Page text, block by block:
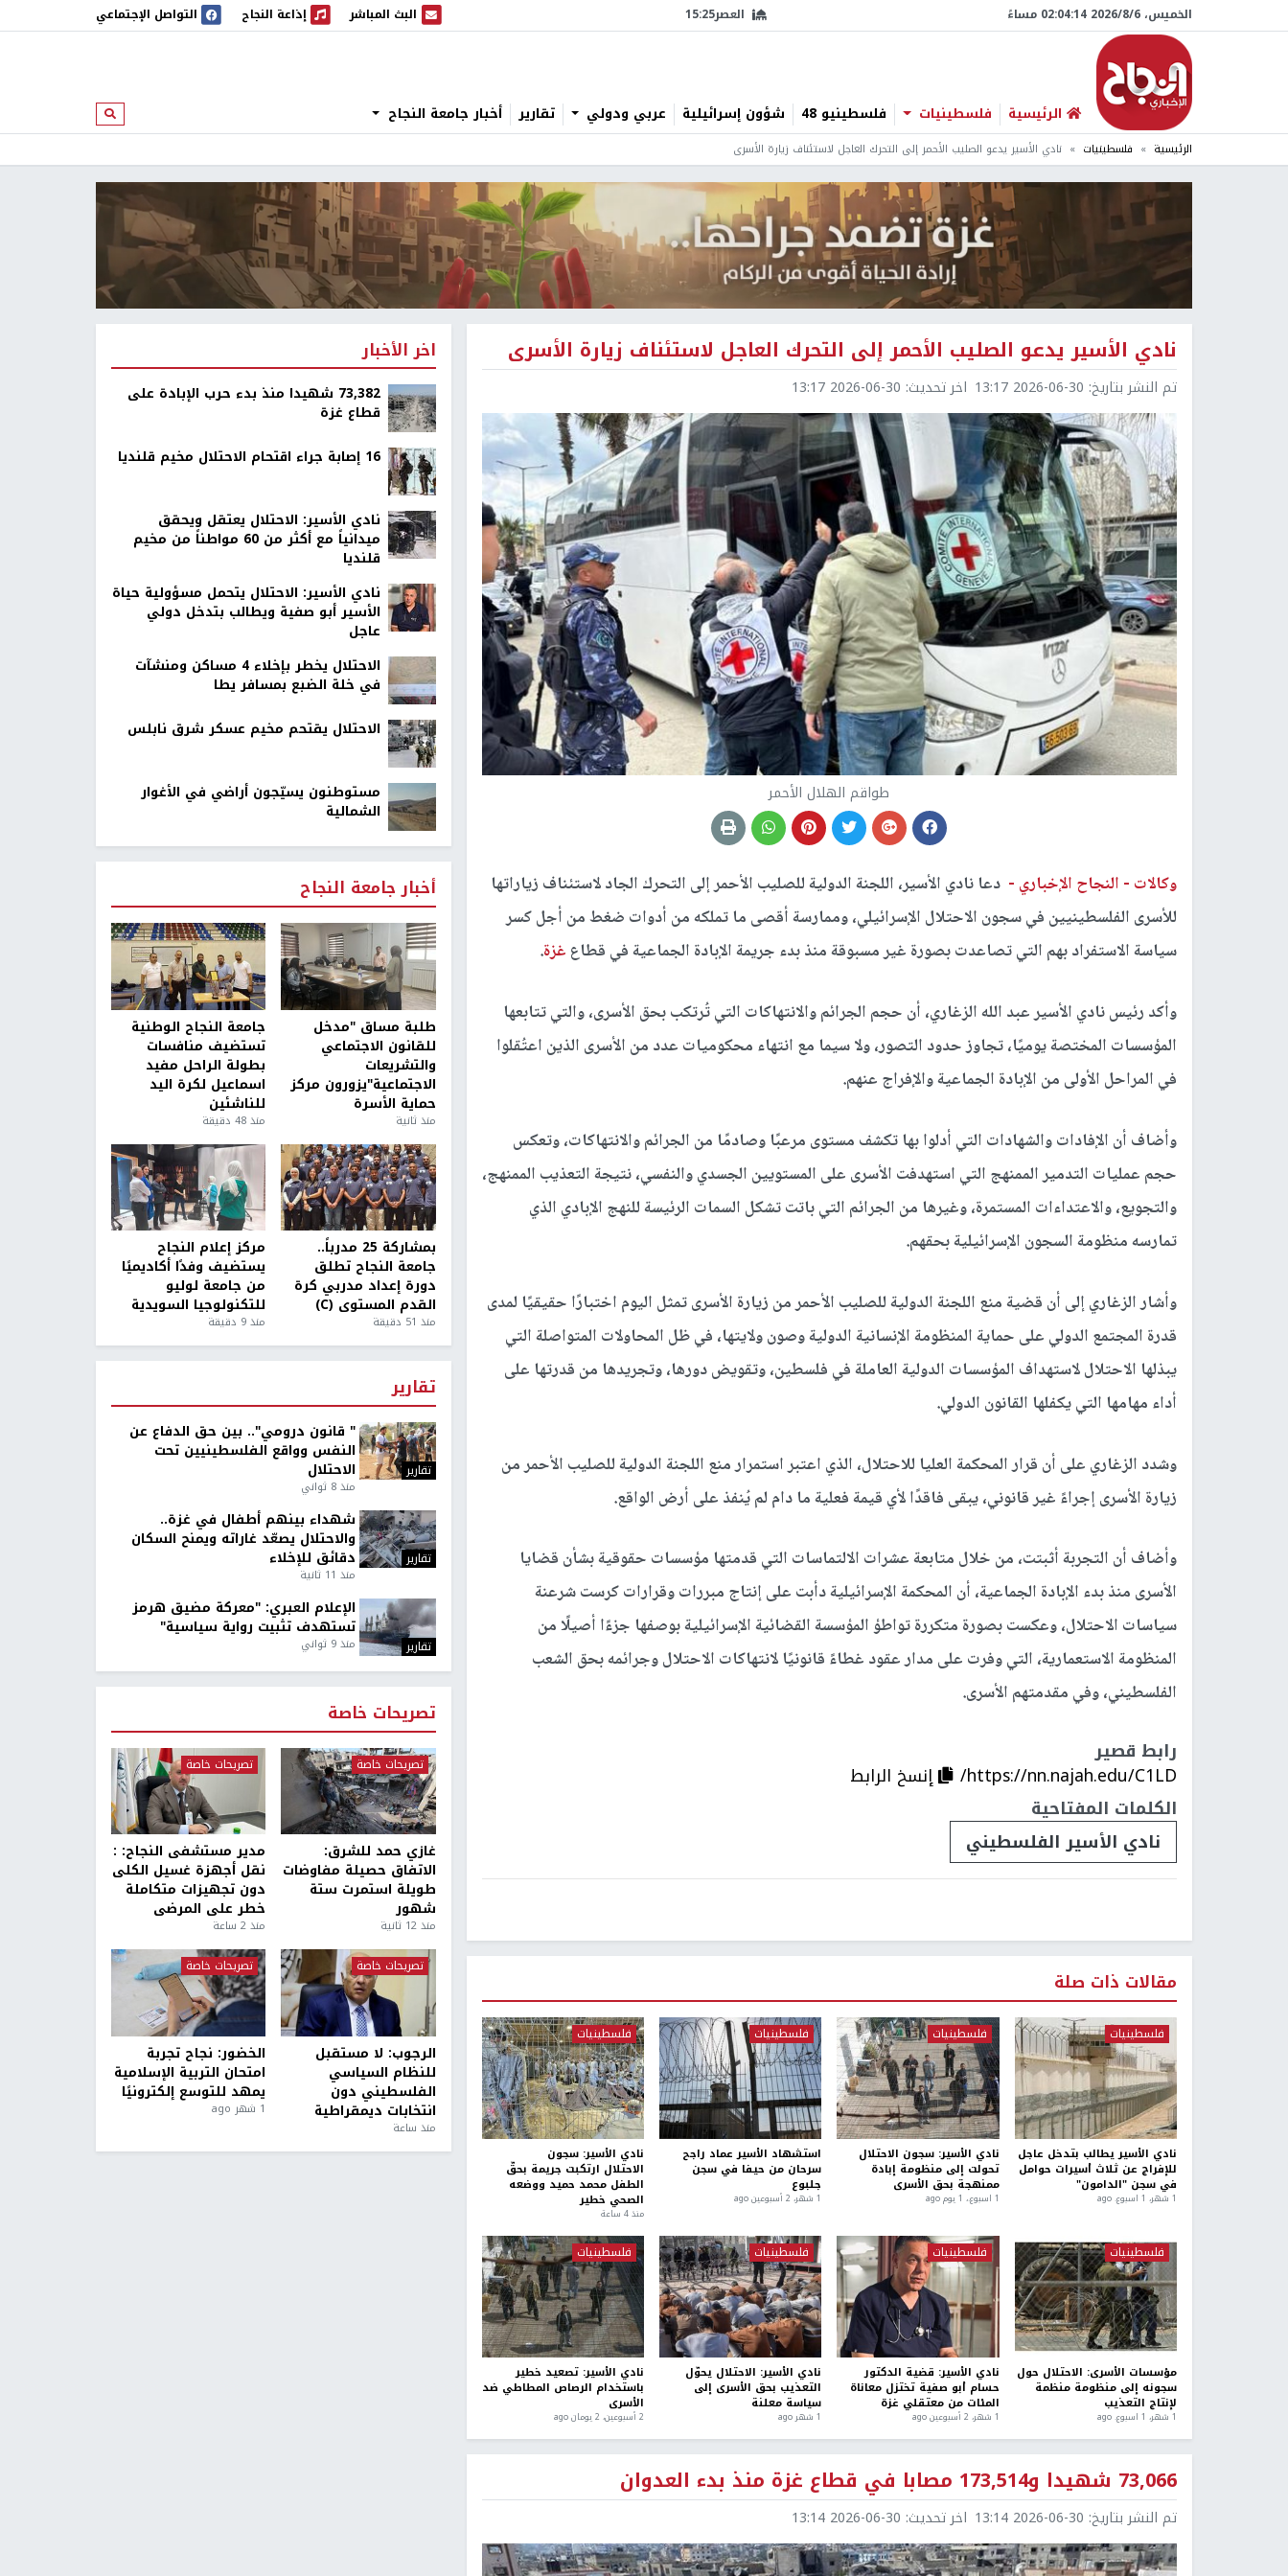
الخميس، 6/‏8/‏2026 02:04:15 مساءً العصر15:25 البث المباشر
البث المباشر إذاعة النجاح
إذاعة النجاح التواصل الإجتماعي
الرئيسية فلسطينيات فلسطينيو 48 شؤون إسرائيلية عربي ودولي تقارير أخبار جامعة النجاح ابحث
الرئيسية فلسطينيات نادي الأسير يدعو الصليب الأحمر إلى التحرك العاجل لاستئناف زيارة الأسرى
نادي الأسير يدعو الصليب الأحمر إلى التحرك العاجل لاستئناف زيارة الأسرى
تم النشر بتاريخ: 2026-06-30 13:17 اخر تحديث: 2026-06-30 13:17
طواقم الهلال الأحمر
وكالات - النجاح الإخباري - دعا نادي الأسير، اللجنة الدولية للصليب الأحمر إلى التحرك الجاد لاستئناف زياراتها
للأسرى الفلسطينيين في سجون الاحتلال الإسرائيلي، وممارسة أقصى ما تملكه من أدوات ضغط من أجل كسر
سياسة الاستفراد بهم التي تصاعدت بصورة غير مسبوقة منذ بدء جريمة الإبادة الجماعية في قطاع غزة.
وأكد رئيس نادي الأسير عبد الله الزغاري، أن حجم الجرائم والانتهاكات التي تُرتكب بحق الأسرى، والتي تتابعها
المؤسسات المختصة يوميًا، تجاوز حدود التصور، ولا سيما مع انتهاء محكوميات عدد من الأسرى الذين اعتُقلوا
في المراحل الأولى من الإبادة الجماعية والإفراج عنهم.
وأضاف أن الإفادات والشهادات التي أدلوا بها تكشف مستوى مرعبًا وصادمًا من الجرائم والانتهاكات، وتعكس
حجم عمليات التدمير الممنهج التي استهدفت الأسرى على المستويين الجسدي والنفسي، نتيجة التعذيب الممنهج،
والتجويع، والاعتداءات المستمرة، وغيرها من الجرائم التي باتت تشكل السمات الرئيسة للنهج الإبادي الذي
تمارسه منظومة السجون الإسرائيلية بحقهم.
وأشار الزغاري إلى أن قضية منع اللجنة الدولية للصليب الأحمر من زيارة الأسرى تمثل اليوم اختبارًا حقيقيًا لمدى
قدرة المجتمع الدولي على حماية المنظومة الإنسانية الدولية وصون ولايتها، في ظل المحاولات المتواصلة التي
يبذلها الاحتلال لاستهداف المؤسسات الدولية العاملة في فلسطين، وتقويض دورها، وتجريدها من قدرتها على
أداء مهامها التي يكفلها القانون الدولي.
وشدد الزغاري على أن قرار المحكمة العليا للاحتلال، الذي اعتبر استمرار منع اللجنة الدولية للصليب الأحمر من
زيارة الأسرى إجراءً غير قانوني، يبقى فاقدًا لأي قيمة فعلية ما دام لم يُنفذ على أرض الواقع.
وأضاف أن التجربة أثبتت، من خلال متابعة عشرات الالتماسات التي قدمتها مؤسسات حقوقية بشأن قضايا
الأسرى منذ بدء الإبادة الجماعية، أن المحكمة الإسرائيلية دأبت على إنتاج مبررات وقرارات كرست شرعنة
سياسات الاحتلال، وعكست بصورة متكررة تواطؤ المؤسسة القضائية الإسرائيلية بوصفها جزءًا أصيلًا من
المنظومة الاستعمارية، التي وفرت على مدار عقود غطاءً قانونيًا لانتهاكات الاحتلال وجرائمه بحق الشعب
الفلسطيني، وفي مقدمتهم الأسرى.
رابط قصير
https://nn.najah.edu/C1LD/
إنسخ الرابط
الكلمات المفتاحية
نادي الأسير الفلسطيني
مقالات ذات صلة
فلسطينيات
نادي الأسير يطالب بتدخل عاجل
للإفراج عن ثلاث أسيرات حوامل
في سجن "الدامون"
1 شهر، 1 اسبوع. ago
فلسطينيات
نادي الأسير: سجون الاحتلال
تحولت إلى منظومة إبادة
ممنهجة بحق الأسرى
1 اسبوع.، 1 يوم ago
فلسطينيات
استشهاد الأسير عماد راجح
سرحان من حيفا في سجن
جلبوع
1 شهر، 2 أسبوعين ago
فلسطينيات
نادي الأسير: سجون
الاحتلال ارتكبت جريمة بحقّ
الطفل محمد حميد ووضعه
الصحي خطير
منذ 4 ساعة
فلسطينيات
مؤسسات الأسرى: الاحتلال حول
سجونه إلى منظومة منظمة
لإنتاج التعذيب
1 شهر، 1 اسبوع. ago
فلسطينيات
نادي الأسير: قضية الدكتور
حسام أبو صفية تختزل معاناة
المئات من معتقلي غزة
1 شهر، 2 أسبوعين ago
فلسطينيات
نادي الأسير: الاحتلال يحوّل
التعذيب بحق الأسرى إلى
سياسة معلنة
1 شهر ago
فلسطينيات
نادي الأسير: تصعيد خطير
باستخدام الرصاص المطاطي ضد
الأسرى
2 أسبوعين، 2 يومان ago
73,066 شهيدا و173,514 مصابا في قطاع غزة منذ بدء العدوان
تم النشر بتاريخ: 2026-06-30 13:14 اخر تحديث: 2026-06-30 13:14
اخر الأخبار
73,382 شهيدا منذ بدء حرب الإبادة على
قطاع غزة
16 إصابة جراء اقتحام الاحتلال مخيم قلنديا
نادي الأسير: الاحتلال يعتقل ويحقق
ميدانياً مع أكثر من 60 مواطناً من مخيم
قلنديا
نادي الأسير: الاحتلال يتحمل مسؤولية حياة
الأسير أبو صفية ويطالب بتدخل دولي
عاجل
الاحتلال يخطر بإخلاء 4 مساكن ومنشآت
في خلة الضبع بمسافر يطا
الاحتلال يقتحم مخيم عسكر شرق نابلس
مستوطنون يسيّجون أراضي في الأغوار
الشمالية
أخبار جامعة النجاح
طلبة مساق "مدخل
للقانون الاجتماعي
والتشريعات
الاجتماعية"يزورون مركز
حماية الأسرة
منذ ثانية
جامعة النجاح الوطنية
تستضيف منافسات
بطولة الراحل مفيد
اسماعيل لكرة اليد
للناشئين
منذ 48 دقيقة
بمشاركة 25 مدرباً..
جامعة النجاح تطلق
دورة إعداد مدربي كرة
القدم المستوى (C)
منذ 51 دقيقة
مركز إعلام النجاح
يستضيف وفدًا أكاديميًا
من جامعة لوليو
للتكنولوجيا السويدية
منذ 9 دقيقة
تقارير
تقارير
" قانون درومي".. بين حق الدفاع عن
النفس وواقع الفلسطينيين تحت
الاحتلال
منذ 8 ثواني
تقارير
شهداء بينهم أطفال في غزة..
والاحتلال يصعّد غاراته ويمنح السكان
دقائق للإخلاء
منذ 11 ثانية
تقارير
الإعلام العبري: "معركة مضيق هرمز
تستهدف تثبيت رواية سياسية"
منذ 9 ثواني
تصريحات خاصة
تصريحات خاصة
غازي حمد للشرق:
الاتفاق حصيلة مفاوضات
طويلة استمرت ستة
شهور
منذ 12 ثانية
تصريحات خاصة
مدير مستشفى النجاح: :
نقل أجهزة غسيل الكلى
دون تجهيزات متكاملة
خطر على المرضى
منذ 2 ساعة
تصريحات خاصة
الرجوب: لا مستقبل
للنظام السياسي
الفلسطيني دون
انتخابات ديمقراطية
منذ ساعة
تصريحات خاصة
الخضور: نجاح تجربة
امتحان التربية الإسلامية
يمهد للتوسع إلكترونيًا
1 شهر ago